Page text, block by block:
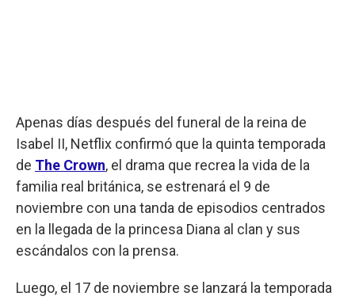
Apenas días después del funeral de la reina de
Isabel II, Netflix confirmó que la quinta temporada
de The Crown, el drama que recrea la vida de la
familia real británica, se estrenará el 9 de
noviembre con una tanda de episodios centrados
en la llegada de la princesa Diana al clan y sus
escándalos con la prensa.
Luego, el 17 de noviembre se lanzará la temporada